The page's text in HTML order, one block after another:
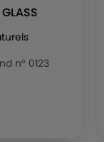
n° 0123